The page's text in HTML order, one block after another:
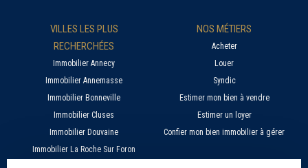
VILLES LES PLUS
RECHERCHÉES
Immobilier Annecy
Immobilier Annemasse
Immobilier Bonneville
Immobilier Cluses
Immobilier Douvaine
Immobilier La Roche Sur Foron
NOS MÉTIERS
Acheter
Louer
Syndic
Estimer mon bien à vendre
Estimer un loyer
Confier mon bien immobilier à gérer